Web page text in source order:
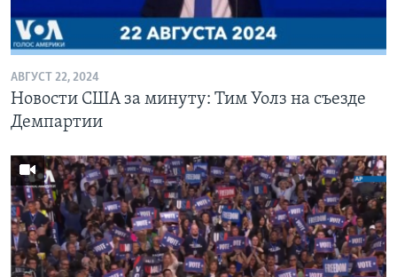
Learning English
СОЦИАЛЬНЫЕ СЕТИ
Языки
АВГУСТ 22, 2024
Новости США за минуту: Тим Уолз на съезде
Демпартии